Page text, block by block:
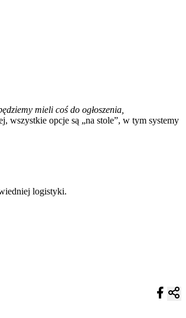
mieli coś do ogłoszenia,
wszystkie opcje są „na stole”, w tym systemy
logistyki.